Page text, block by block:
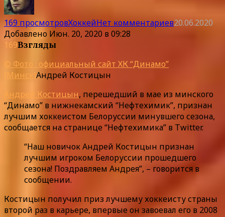
169 просмотровХоккейНет комментариев20.06.2020
Добавлено Июн. 20, 2020 в 09:28
169Взгляды
© Фото : официальный сайт ХК “Динамо”
(Минск)Андрей Костицын
Андрей Костицын, перешедший в мае из минского
“Динамо” в нижнекамский “Нефтехимик”, признан
лучшим хоккеистом Белоруссии минувшего сезона,
сообщается на странице “Нефтехимика” в Twitter.
“Наш новичок Андрей Костицын признан
лучшим игроком Белоруссии прошедшего
сезона! Поздравляем Андрея”, – говорится в
сообщении.
Костицын получил приз лучшему хоккеисту страны
второй раз в карьере, впервые он завоевал его в 2008